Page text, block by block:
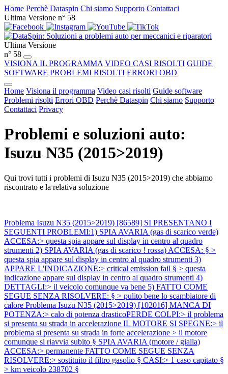
Home Perchè Dataspin Chi siamo Supporto Contattaci
Ultima Versione n° 58
Ultima Versione
n° 58
VISIONA IL PROGRAMMA VIDEO CASI RISOLTI GUIDE
SOFTWARE PROBLEMI RISOLTI ERRORI OBD
Home Visiona il programma Video casi risolti Guide software
Problemi risolti Errori OBD Perchè Dataspin Chi siamo Supporto
Contattaci Privacy
Problemi e soluzioni auto:
Isuzu N35 (2015>2019)
Qui trovi tutti i problemi di Isuzu N35 (2015>2019) che abbiamo
riscontrato e la relativa soluzione
Problema Isuzu N35 (2015>2019) [86589] SI PRESENTANO I
SEGUENTI PROBLEMI:1) SPIA AVARIA (gas di scarico verde)
ACCESA:> questa spia appare sul display in centro al quadro
strumenti 2) SPIA AVARIA (gas di scarico ! rossa) ACCESA: § >
questa spia appare sul display in centro al quadro strumenti 3)
APPARE L'INDICAZIONE:> critical emission fail § > questa
indicazione appare sul display in centro al quadro strumenti 4)
DETTAGLI:> il veicolo comunque va bene 5) FATTO COME
SEGUE SENZA RISOLVERE: § > pulito bene lo scambiatore di
calore Problema Isuzu N35 (2015>2019) [102016] MANCA DI
POTENZA:> calo di potenza drasticoPERDE COLPI:> il problema
si presenta su strada in accelerazione IL MOTORE SI SPEGNE:> il
problema si presenta su strada in forte accelerazione > il motore
comunque si riavvia subito § SPIA AVARIA (motore / gialla)
ACCESA:> permanente FATTO COME SEGUE SENZA
RISOLVERE:> sostituito il filtro gasolio § CASI:> 1 caso capitato §
> km veicolo 238702 §